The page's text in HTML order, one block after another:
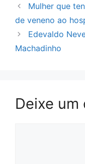
Mulher que
de veneno ao
Edevaldo
Machadinho
Deixe